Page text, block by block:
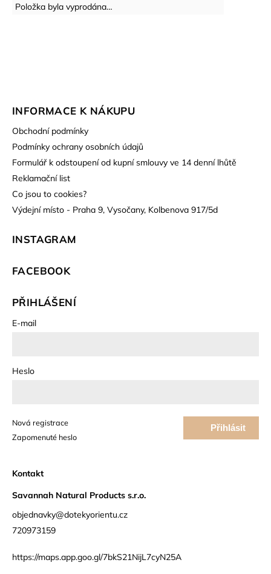
Položka byla vyprodána…
INFORMACE K NÁKUPU
Obchodní podmínky
Podmínky ochrany osobních údajů
Formulář k odstoupení od kupní smlouvy ve 14 denní lhůtě
Reklamační list
Co jsou to cookies?
Výdejní místo - Praha 9, Vysočany, Kolbenova 917/5d
INSTAGRAM
FACEBOOK
PŘIHLÁŠENÍ
E-mail
Heslo
Přihlásit
Nová registrace
Zapomenuté heslo
Kontakt
Savannah Natural Products s.r.o.
objednavky@dotekyorientu.cz
720973159
https://maps.app.goo.gl/7bkS21NijL7cyN25A